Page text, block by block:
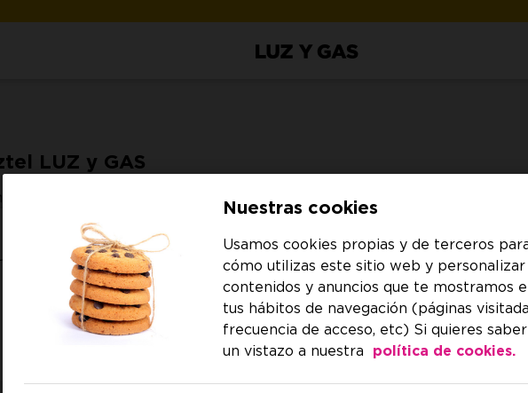
LUZ y GAS
utilizando cualquiera de nuestros canales gratuitos.
Atención al Cliente:
Consulta cualquier duda y
Teléfono:900 622 691
Horario:
De lunes a viernes: 9.00 -
Nuestras cookies
Usamos cookies propias y de terceros
cómo utilizas este sitio web y personalizar
contenidos y anuncios que te mostramos
tus hábitos de navegación (páginas
frecuencia de acceso, etc) Si quieres
un vistazo a nuestra
política de cookies.